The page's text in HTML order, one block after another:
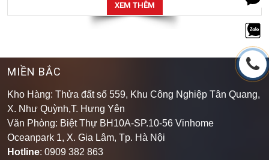
XEM THÊM
MIỀN BẮC
Kho Hàng: Thửa đất số 559, Khu Công Nghiệp Tân Quang,
X. Như Quỳnh,T. Hưng Yên
Văn Phòng: Biệt Thự BH10A-SP.10-56 Vinhome
Oceanpark 1, X. Gia Lâm, Tp. Hà Nội
Hotline: 0909 382 863